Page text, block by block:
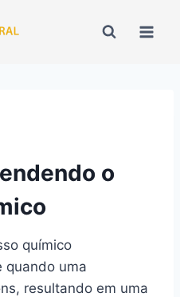
o
químico
quando uma
resultando em uma